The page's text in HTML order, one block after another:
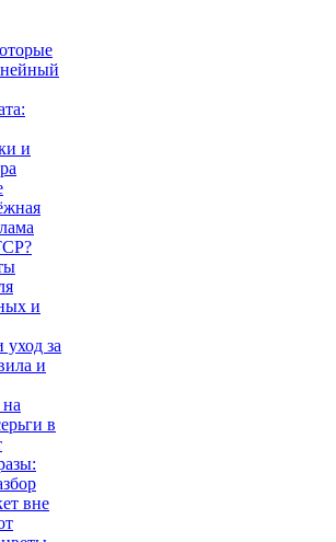
и
и
за
и
в
вне